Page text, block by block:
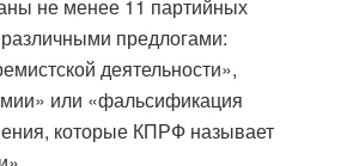
не менее 11 партийных
предлогами:
деятельности»,
или «фальсификация
которые КПРФ называет